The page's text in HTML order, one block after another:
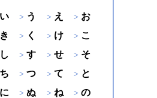
い う え
お
き く け
こ
し す せ
そ
ち つ て
と
に ぬ ね
の